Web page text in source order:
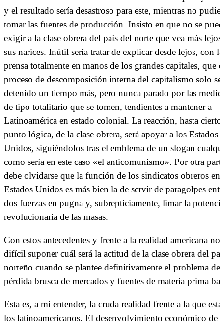
y el resultado sería desastroso para este, mientras no
tomar las fuentes de producción. Insisto en que no se
exigir a la clase obrera del país del norte que vea más
sus narices. Inútil sería tratar de explicar desde lejos, con
prensa totalmente en manos de los grandes capitales, que
proceso de descomposición interna del capitalismo solo
detenido un tiempo más, pero nunca parado por las
de tipo totalitario que se tomen, tendientes a mantener a
Latinoamérica en estado colonial. La reacción, hasta
punto lógica, de la clase obrera, será apoyar a los Estados
Unidos, siguiéndolos tras el emblema de un slogan
como sería en este caso «el anticomunismo». Por otra
debe olvidarse que la función de los sindicatos obreros
Estados Unidos es más bien la de servir de paragolpes
dos fuerzas en pugna y, subrepticiamente, limar la
revolucionaria de las masas.
Con estos antecedentes y frente a la realidad americana
difícil suponer cuál será la actitud de la clase obrera del
norteño cuando se plantee definitivamente el problema
pérdida brusca de mercados y fuentes de materia prima
Esta es, a mi entender, la cruda realidad frente a la que
los latinoamericanos. El desenvolvimiento económico de